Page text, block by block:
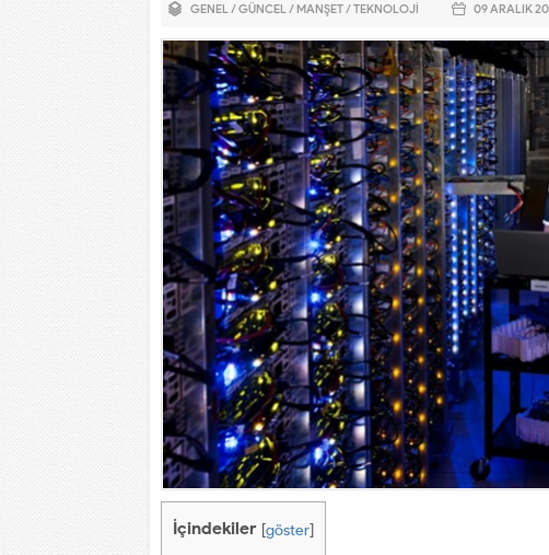
GENEL/GÜNCEL/ MANŞET/TEKNOLOJI 09 ARALIK
İçindekiler [göster]